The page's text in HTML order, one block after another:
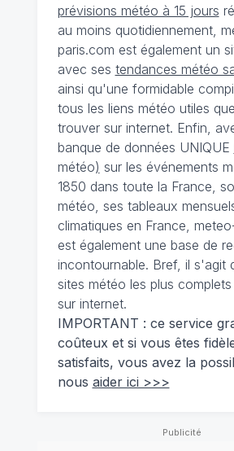
prévisions météo à 15 jours
au moins quotidiennement,
paris.com est également un
avec ses tendances météo
ainsi qu'une formidable
tous les liens météo utiles
trouver sur internet. Enfin,
banque de données UNIQUE
météo) sur les événements
1850 dans toute la France,
météo, ses tableaux
climatiques en France,
est également une base de
incontournable. Bref, il s'agit
sites météo les plus
sur internet.
IMPORTANT : ce service
coûteux et si vous êtes
satisfaits, vous avez la
nous aider ici >>>